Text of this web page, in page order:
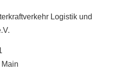
Logistik und